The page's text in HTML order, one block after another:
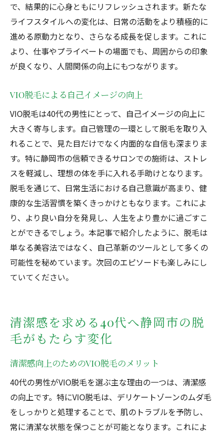
で、結果的に心身ともにリフレッシュされます。新たな
ライフスタイルへの変化は、日常の活動をより積極的に
進める原動力となり、さらなる成長を促します。これに
より、仕事やプライベートの場面でも、周囲からの印象
が良くなり、人間関係の向上にもつながります。
VIO脱毛による自己イメージの向上
VIO脱毛は40代の男性にとって、自己イメージの向上に
大きく寄与します。自己管理の一環として脱毛を取り入
れることで、見た目だけでなく内面的な自信も深まりま
す。特に静岡市の信頼できるサロンでの施術は、ストレ
スを軽減し、理想の体を手に入れる手助けとなります。
脱毛を通じて、日常生活における自己意識が高まり、健
康的な生活習慣を築くきっかけともなります。これによ
り、より良い自分を発見し、人生をより豊かに過ごすこ
とができるでしょう。本記事で紹介したように、脱毛は
単なる美容法ではなく、自己革新のツールとして多くの
可能性を秘めています。次回のエピソードも楽しみにし
ていてください。
清潔感を求める40代へ静岡市の脱
毛がもたらす変化
清潔感向上のためのVIO脱毛のメリット
40代の男性がVIO脱毛を選ぶ主な理由の一つは、清潔感
の向上です。特にVIO脱毛は、デリケートゾーンのムダ毛
をしっかりと処理することで、肌のトラブルを予防し、
常に清潔な状態を保つことが可能となります。これによ